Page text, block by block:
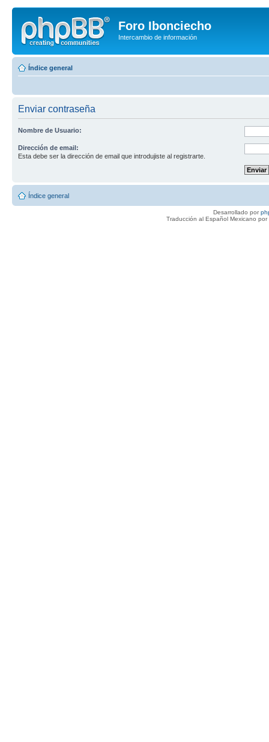
Foro Ibonciecho
Intercambio de información
Índice general
Enviar contraseña
Nombre de Usuario:
Dirección de email:
Esta debe ser la dirección de email que introdujiste al registrarte.
Índice general
Desarrollado por
Traducción al Español Mexicano por